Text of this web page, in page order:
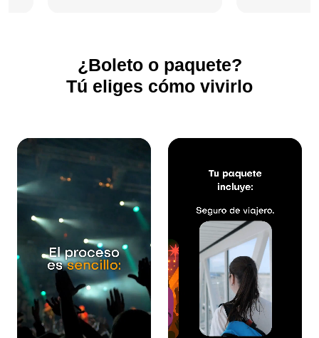
¿Boleto o paquete?
Tú eliges cómo vivirlo